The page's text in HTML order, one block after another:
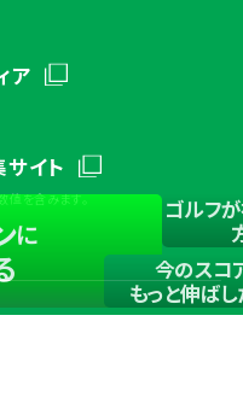
に
ゴルフ
今のスコ
もっと伸ば
ア
イト
を含みます。